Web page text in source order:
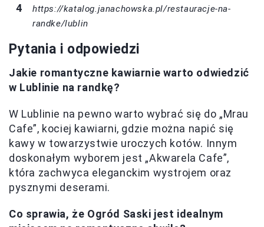
https://katalog.janachowska.pl/restauracje-na-
randke/lublin
Pytania i odpowiedzi
Jakie romantyczne kawiarnie warto odwiedzić
w Lublinie na randkę?
W Lublinie na pewno warto wybrać się do „Mrau
Cafe”, kociej kawiarni, gdzie można napić się
kawy w towarzystwie uroczych kotów. Innym
doskonałym wyborem jest „Akwarela Cafe”,
która zachwyca eleganckim wystrojem oraz
pysznymi deserami.
Co sprawia, że Ogród Saski jest idealnym